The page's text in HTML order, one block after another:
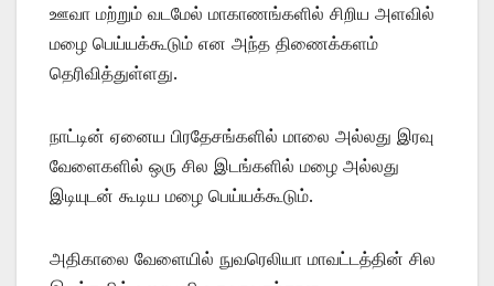
ஊவா மற்றும் வடமேல் மாகாணங்களில் சிறிய அளவில்
மழை பெய்யக்கூடும் என அந்த திணைக்களம்
தெரிவித்துள்ளது.
நாட்டின் ஏனைய பிரதேசங்களில் மாலை அல்லது இரவு
வேளைகளில் ஒரு சில இடங்களில் மழை அல்லது
இடியுடன் கூடிய மழை பெய்யக்கூடும்.
அதிகாலை வேளையில் நுவரெலியா மாவட்டத்தின் சில